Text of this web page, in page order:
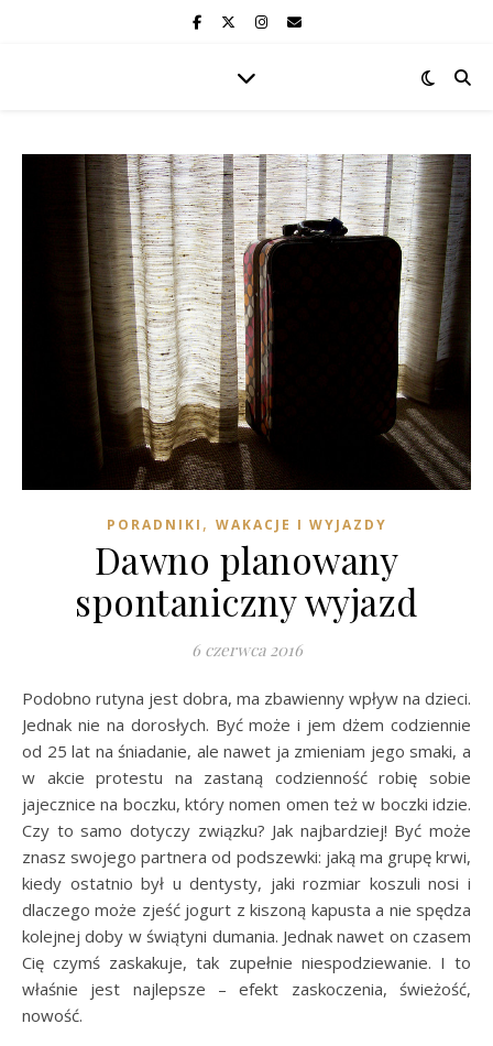
PORADNIKI , WAKACJE I WYJAZDY
Dawno planowany
spontaniczny wyjazd
6 czerwca 2016
Podobno rutyna jest dobra, ma zbawienny wpływ na dzieci.
Jednak nie na dorosłych. Być może i jem dżem codziennie
od 25 lat na śniadanie, ale nawet ja zmieniam jego smaki, a
w akcie protestu na zastaną codzienność robię sobie
jajecznice na boczku, który nomen omen też w boczki idzie.
Czy to samo dotyczy związku? Jak najbardziej! Być może
znasz swojego partnera od podszewki: jaką ma grupę krwi,
kiedy ostatnio był u dentysty, jaki rozmiar koszuli nosi i
dlaczego może zjeść jogurt z kiszoną kapusta a nie spędza
kolejnej doby w świątyni dumania. Jednak nawet on czasem
Cię czymś zaskakuje, tak zupełnie niespodziewanie. I to
właśnie jest najlepsze – efekt zaskoczenia, świeżość,
nowość.